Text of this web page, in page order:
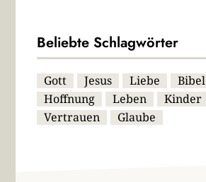
Beliebte Schlagwörter
Gott Jesus Liebe
Bibel
Hoffnung
Leben Kinder
Vertrauen
Glaube